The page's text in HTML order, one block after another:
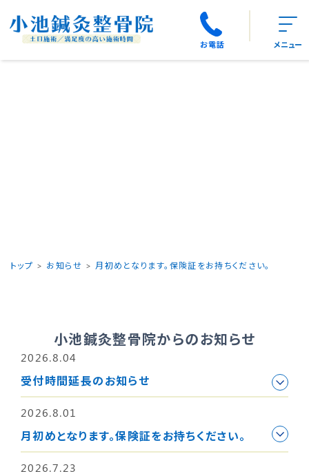
お電話 メニュー
トップ お知らせ 月初めとなります。保険証をお持ちください。
小池鍼灸整骨院からのお知らせ
2026.8.04
受付時間延長のお知らせ
2026.8.01
月初めとなります。保険証をお持ちください。
2026.7.23